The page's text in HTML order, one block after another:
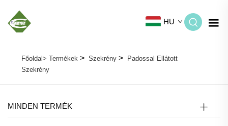
HU
Főoldal> Termékek > Szekrény>
Padossal Ellátott
Szekrény
MINDEN TERMÉK